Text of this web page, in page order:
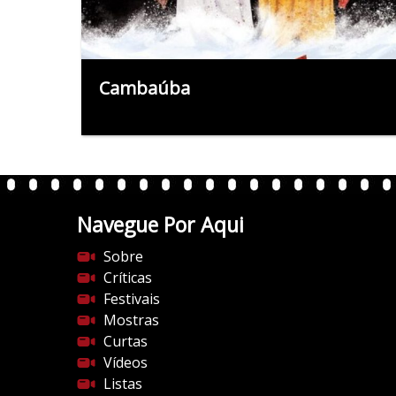
Cambaúba
Navegue Por Aqui
Sobre
Críticas
Festivais
Mostras
Curtas
Vídeos
Listas